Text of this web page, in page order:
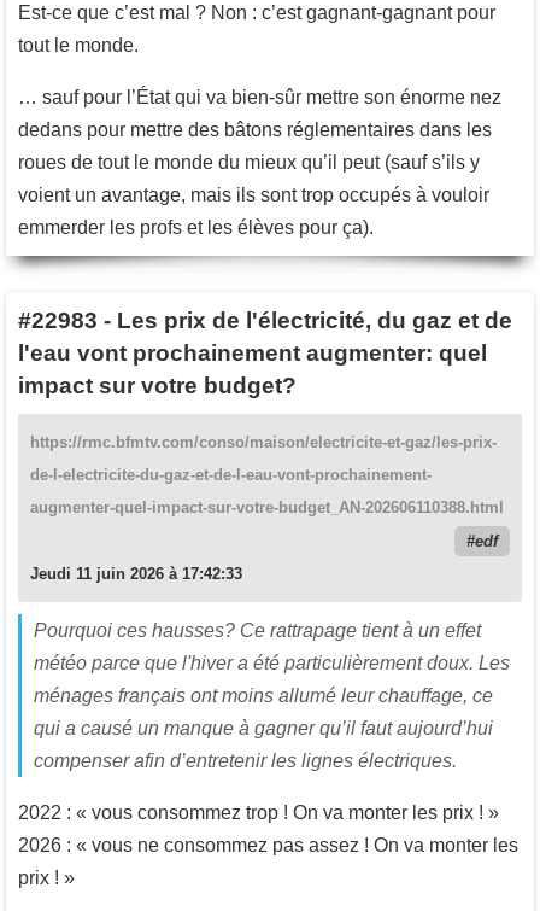
Est-ce que c’est mal ? Non : c’est gagnant-gagnant pour
tout le monde.
… sauf pour l’État qui va bien-sûr mettre son énorme nez
dedans pour mettre des bâtons réglementaires dans les
roues de tout le monde du mieux qu’il peut (sauf s’ils y
voient un avantage, mais ils sont trop occupés à vouloir
emmerder les profs et les élèves pour ça).
#22983 - Les prix de l'électricité, du gaz et de
l'eau vont prochainement augmenter: quel
impact sur votre budget?
https://rmc.bfmtv.com/conso/maison/electricite-et-gaz/les-prix-
de-l-electricite-du-gaz-et-de-l-eau-vont-prochainement-
augmenter-quel-impact-sur-votre-budget_AN-202606110388.html
edf
Jeudi 11 juin 2026 à 17:42:33
Pourquoi ces hausses? Ce rattrapage tient à un effet
météo parce que l'hiver a été particulièrement doux. Les
ménages français ont moins allumé leur chauffage, ce
qui a causé un manque à gagner qu’il faut aujourd’hui
compenser afin d’entretenir les lignes électriques.
2022 : « vous consommez trop ! On va monter les prix ! »
2026 : « vous ne consommez pas assez ! On va monter les
prix ! »